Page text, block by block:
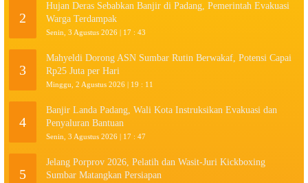
2
Hujan Deras Sebabkan Banjir di Padang, Pemerintah Evakuasi
Warga Terdampak
Senin, 3 Agustus 2026 | 17 : 43
3
Mahyeldi Dorong ASN Sumbar Rutin Berwakaf, Potensi Capai
Rp25 Juta per Hari
Minggu, 2 Agustus 2026 | 19 : 11
4
Banjir Landa Padang, Wali Kota Instruksikan Evakuasi dan
Penyaluran Bantuan
Senin, 3 Agustus 2026 | 17 : 47
5
Jelang Porprov 2026, Pelatih dan Wasit-Juri Kickboxing
Sumbar Matangkan Persiapan